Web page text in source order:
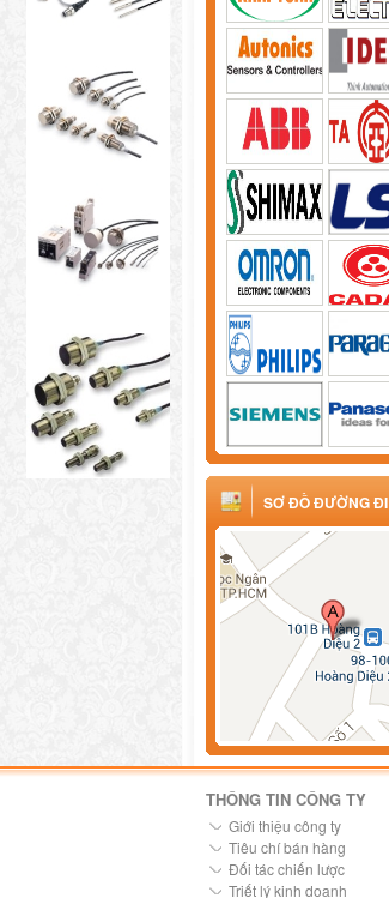
SƠ ĐỒ ĐƯỜNG ĐI
THÔNG TIN CÔNG TY
Giới thiệu công ty
Tiêu chí bán hàng
Đối tác chiến lược
Triết lý kinh doanh